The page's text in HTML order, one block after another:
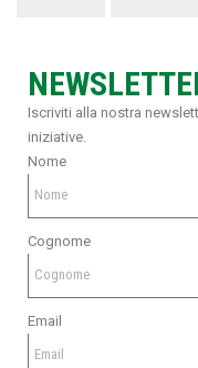
Iscriviti alla nostra
iniziative.
Nome
Cognome
Email